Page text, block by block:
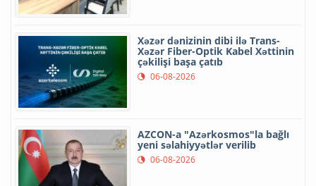
Xəzər dənizinin dibi ilə Trans-
Xəzər Fiber-Optik Kabel Xəttinin
çəkilişi başa çatıb
06-08-2026
AZCON-a "Azərkosmos"la bağlı
yeni səlahiyyətlər verilib
06-08-2026